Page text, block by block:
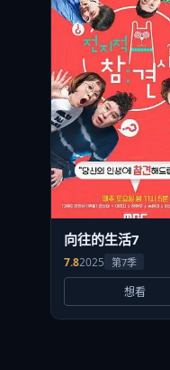
向往的生活7
7.82025 第7季
想看